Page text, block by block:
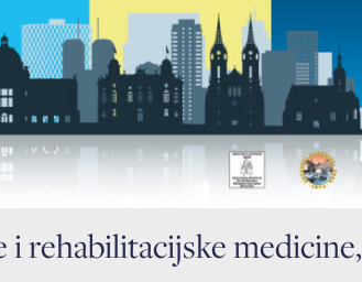
i rehabilitacijske medicine,